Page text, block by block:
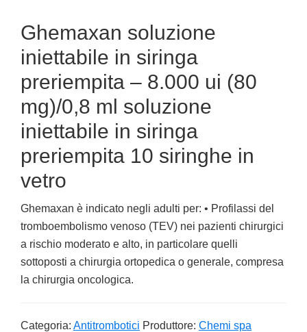
Ghemaxan soluzione
iniettabile in siringa
preriempita – 8.000 ui (80
mg)/0,8 ml soluzione
iniettabile in siringa
preriempita 10 siringhe in
vetro
Ghemaxan è indicato negli adulti per: • Profilassi del
tromboembolismo venoso (TEV) nei pazienti chirurgici
a rischio moderato e alto, in particolare quelli
sottoposti a chirurgia ortopedica o generale, compresa
la chirurgia oncologica.
Categoria: Antitrombotici Produttore: Chemi spa